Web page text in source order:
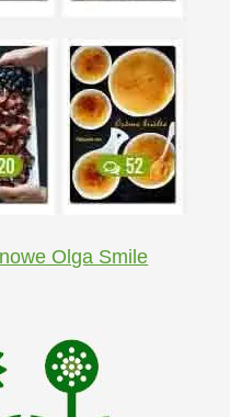
Olga Smile